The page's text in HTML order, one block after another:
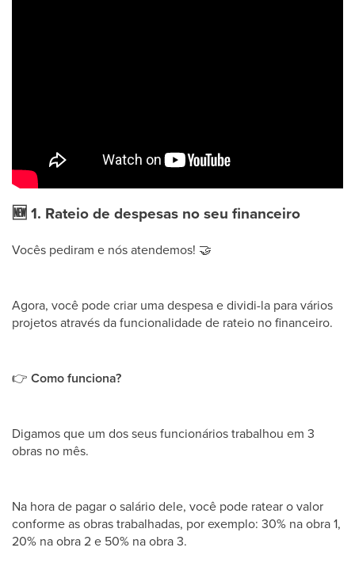
🆕 1. Rateio de despesas no seu financeiro
Vocês pediram e nós atendemos! 🤝
Agora, você pode criar uma despesa e dividi-la para vários
projetos através da funcionalidade de rateio no financeiro.
👉 Como funciona?
Digamos que um dos seus funcionários trabalhou em 3
obras no mês.
Na hora de pagar o salário dele, você pode ratear o valor
conforme as obras trabalhadas, por exemplo: 30% na obra 1,
20% na obra 2 e 50% na obra 3.